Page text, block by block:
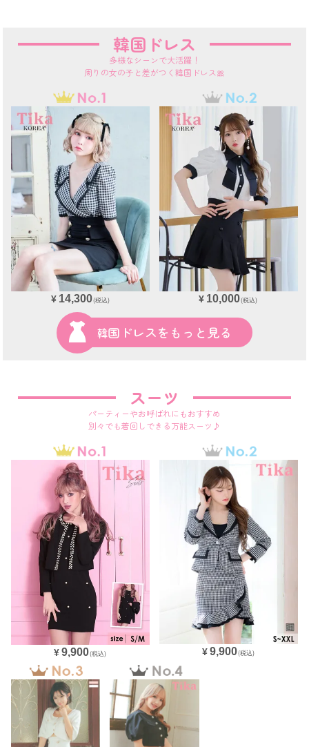
韓国ドレス
多様なシーンで大活躍！
周りの女の子と差がつく韓国ドレス🎀
¥ 14,300(税込) ¥ 10,000(税込)
韓国ドレスをもっと見る
スーツ
パーティーやお呼ばれにもおすすめ
別々でも着回しできる万能スーツ♪
¥ 9,900(税込) ¥9,900(税込)